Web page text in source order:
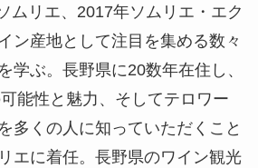
ムリエ、2017年ソムリエ・エク
ン産地として注目を集める数々
学ぶ。長野県に20数年在住し、
能性と魅力、そしてテロワー
多くの人に知っていただくこと
エに着任。長野県のワイン観光